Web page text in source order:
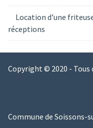
Location d’une
réceptions
Copyright © 2020 - Tous
Commune de Soissons-